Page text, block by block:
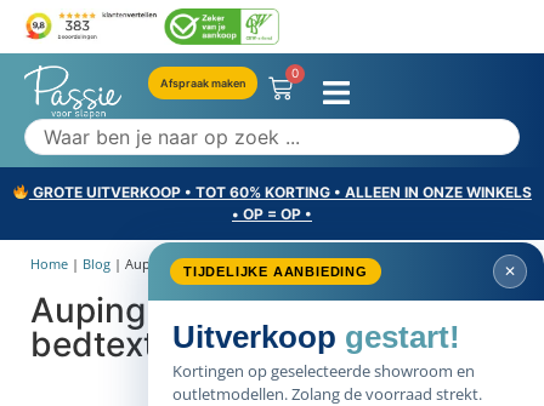
Afspraak maken
0
GROTE UITVERKOOP • TOT 60% KORTING • ALLEEN IN ONZE WINKELS
• OP = OP •
TIJDELIJKE AANBIEDING ✕
Uitverkoop gestart!
Kortingen op geselecteerde showroom en
outletmodellen. Zolang de voorraad strekt.
Home | Blog | Auping Fall / Winter 2017...
Auping Fall / Winter 2017
bedtextiel collectie